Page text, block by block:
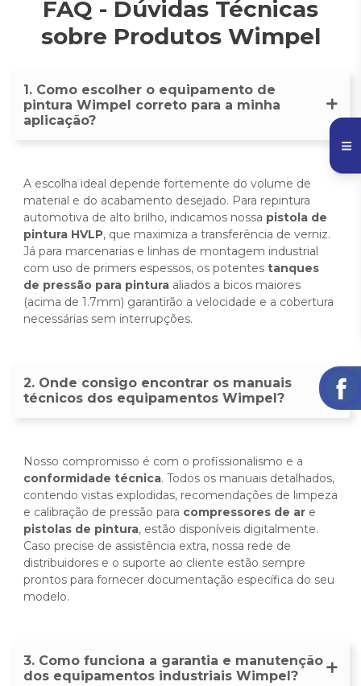
FAQ - Dúvidas Técnicas
sobre Produtos Wimpel
1. Como escolher o equipamento de
pintura Wimpel correto para a minha
aplicação?
A escolha ideal depende fortemente do volume de
material e do acabamento desejado. Para repintura
automotiva de alto brilho, indicamos nossa pistola de
pintura HVLP, que maximiza a transferência de verniz.
Já para marcenarias e linhas de montagem industrial
com uso de primers espessos, os potentes tanques
de pressão para pintura aliados a bicos maiores
(acima de 1.7mm) garantirão a velocidade e a cobertura
necessárias sem interrupções.
2. Onde consigo encontrar os manuais
técnicos dos equipamentos Wimpel?
Nosso compromisso é com o profissionalismo e a
conformidade técnica. Todos os manuais detalhados,
contendo vistas explodidas, recomendações de limpeza
e calibração de pressão para compressores de ar e
pistolas de pintura, estão disponíveis digitalmente.
Caso precise de assistência extra, nossa rede de
distribuidores e o suporte ao cliente estão sempre
prontos para fornecer documentação específica do seu
modelo.
3. Como funciona a garantia e manutenção
dos equipamentos industriais Wimpel?